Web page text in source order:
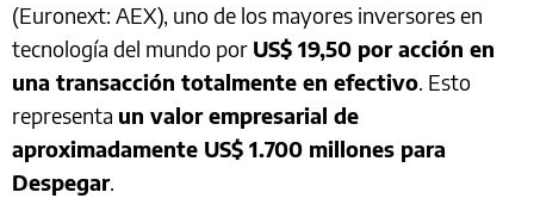
(Euronext: AEX), uno de los mayores inversores en
tecnología del mundo por US$ 19,50 por acción en
una transacción totalmente en efectivo. Esto
representa un valor empresarial de
aproximadamente US$ 1.700 millones para
Despegar.